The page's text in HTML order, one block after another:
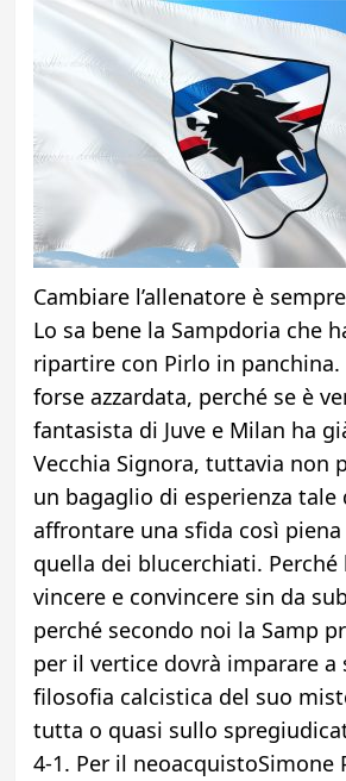
Cambiare l’allenatore è
Lo sa bene la Sampdoria che
ripartire con Pirlo in panchina.
forse azzardata, perché se è
fantasista di Juve e Milan ha
Vecchia Signora, tuttavia non
un bagaglio di esperienza tale
affrontare una sfida così
quella dei blucerchiati. Perché
vincere e convincere sin da
perché secondo noi la Samp
per il vertice dovrà imparare a
filosofia calcistica del suo
tutta o quasi sullo
4-1. Per il neoacquistoSimone